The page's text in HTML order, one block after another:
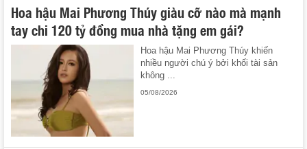
Hoa hậu Mai Phương Thúy giàu cỡ nào mà mạnh
tay chi 120 tỷ đồng mua nhà tặng em gái?
Hoa hậu Mai Phương Thúy khiến
nhiều người chú ý bởi khối tài sản
không ...
05/08/2026